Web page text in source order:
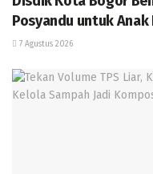
Posyandu untuk
7 Agustus 2026